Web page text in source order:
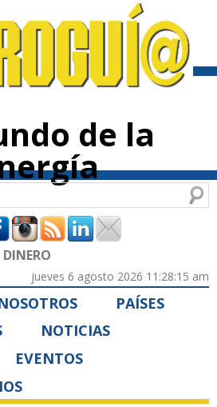
contenido
de la
búsqueda
DINERO
jueves 6 agosto 2026 11:28:15 am
PAÍSES
NOTICIAS
EVENTOS